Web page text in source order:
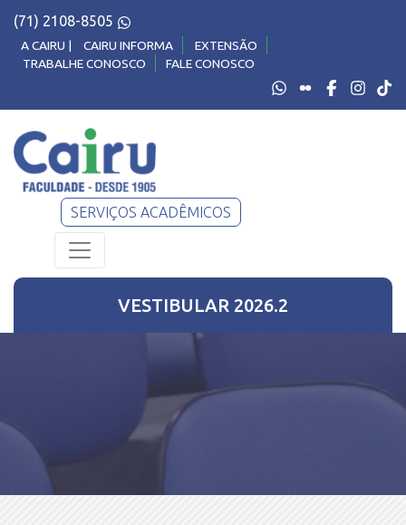
(71) 2108-8505
A CAIRU | CAIRU INFORMA
EXTENSÃO
TRABALHE CONOSCO
FALE CONOSCO
SERVIÇOS ACADÊMICOS
VESTIBULAR 2026.2